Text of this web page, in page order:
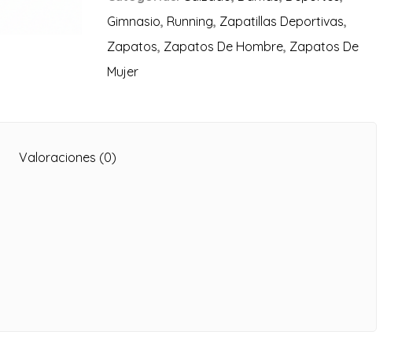
Gimnasio, Running, Zapatillas Deportivas,
Zapatos, Zapatos De Hombre, Zapatos De
Mujer
Valoraciones (0)